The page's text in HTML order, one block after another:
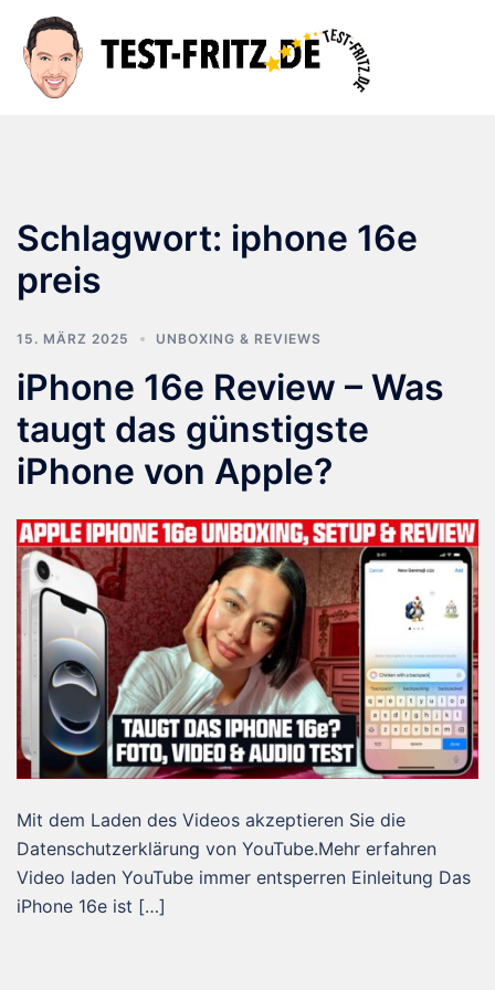
Inhalt
springen
Schlagwort: iphone 16e
preis
15. MÄRZ 2025 UNBOXING & REVIEWS
iPhone 16e Review – Was
taugt das günstigste
iPhone von Apple?
Mit dem Laden des Videos akzeptieren Sie die
Datenschutzerklärung von YouTube.Mehr erfahren
Video laden YouTube immer entsperren Einleitung Das
iPhone 16e ist […]